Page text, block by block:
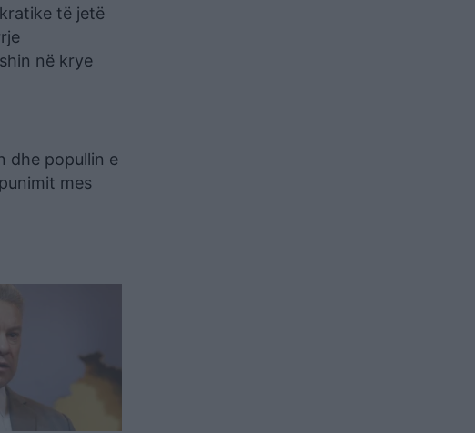
të jetë
në krye
dhe popullin e
mes